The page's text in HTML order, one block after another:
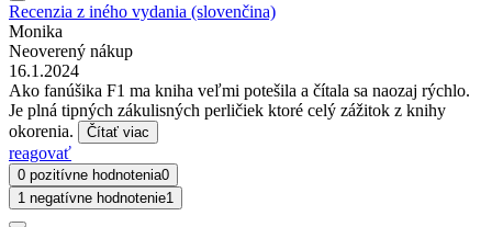
Recenzia z iného vydania (slovenčina)
Monika
Neoverený nákup
16.1.2024
Ako fanúšika F1 ma kniha veľmi potešila a čítala sa naozaj rýchlo.
Je plná tipných zákulisných perličiek ktoré celý zážitok z knihy
okorenia.
Čítať viac
reagovať
0 pozitívne hodnotenia0
1 negatívne hodnotenie1